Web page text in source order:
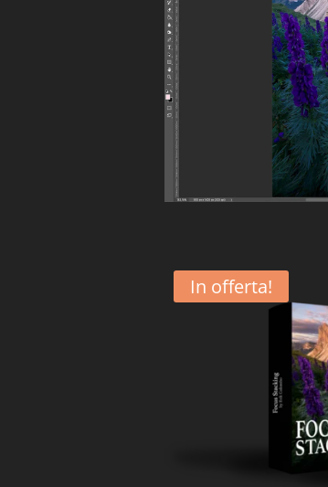
In offerta!